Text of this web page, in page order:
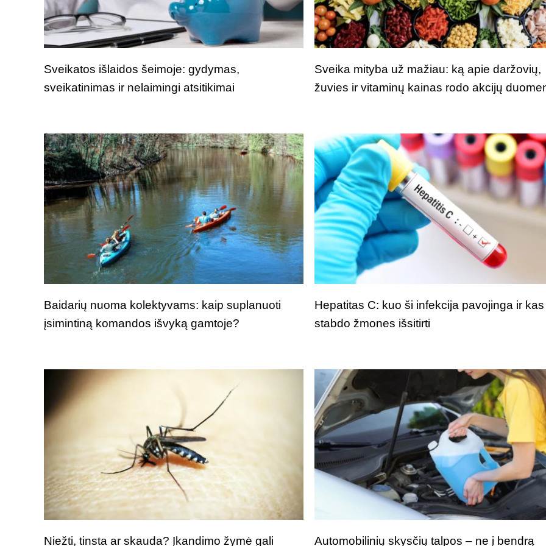
Sveikatos išlaidos šeimoje: gydymas,
sveikatinimas ir nelaimingi atsitikimai
Sveika mityba už mažiau: ką apie daržovių,
žuvies ir vitaminų kainas rodo akcijų
Baidarių nuoma kolektyvams: kaip suplanuoti
įsimintiną komandos išvyką gamtoje?
Hepatitas C: kuo ši infekcija pavojinga ir kas
stabdo žmones išsitirti
Niežti, tinsta ar skauda? Įkandimo žymė gali Automobilinių skysčių talpos – ne į bendrą